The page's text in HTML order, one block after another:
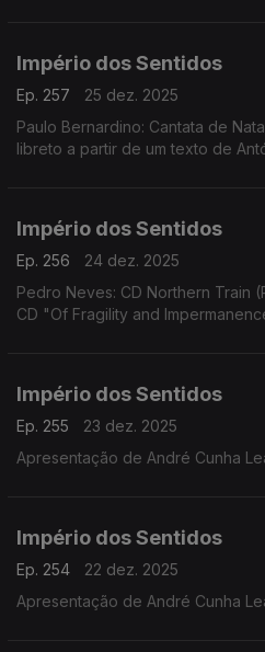
Império dos Sentidos
Ep. 257
25 dez. 2025
Paulo Bernardino: Cantata de
libreto a partir de um texto de
Império dos Sentidos
Ep. 256
24 dez. 2025
Pedro Neves: CD Northern Train
CD "Of Fragility and
Império dos Sentidos
Ep. 255
23 dez. 2025
Apresentação de André Cunha
Império dos Sentidos
Ep. 254
22 dez. 2025
Apresentação de André Cunha